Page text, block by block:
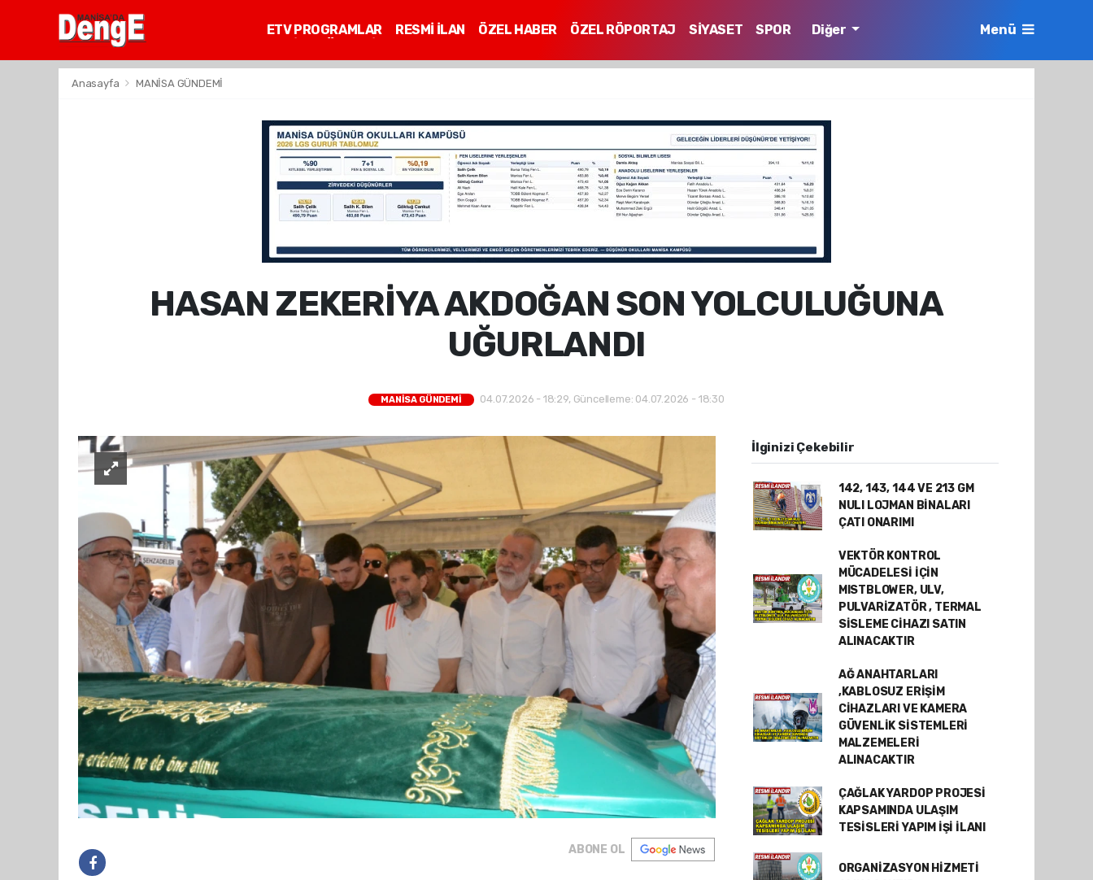
ETV PROGRAMLAR RESMİ İLAN ÖZEL HABER ÖZEL RÖPORTAJ SİYASET
SPOR
Diğer Menü
Anasayfa MANİSA GÜNDEMİ
HASAN ZEKERİYA AKDOĞAN SON YOLCULUĞUNA
UĞURLANDI
MANİSA GÜNDEMİ 04.07.2026 - 18:29, Güncelleme: 04.07.2026 - 18:30
ABONE OL
İlginizi Çekebilir
142, 143, 144 VE 213 GM
NULI LOJMAN BİNALARI
ÇATI ONARIMI
VEKTÖR KONTROL
MÜCADELESİ İÇİN
MISTBLOWER, ULV,
PULVARİZATÖR , TERMAL
SİSLEME CİHAZI SATIN
ALINACAKTIR
AĞ ANAHTARLARI
,KABLOSUZ ERİŞİM
CİHAZLARI VE KAMERA
GÜVENLİK SİSTEMLERİ
MALZEMELERİ
ALINACAKTIR
ÇAĞLAK YARDOP PROJESİ
KAPSAMINDA ULAŞIM
TESİSLERİ YAPIM İŞİ İLANI
ORGANİZASYON HİZMETİ